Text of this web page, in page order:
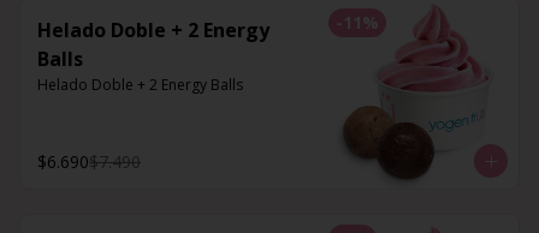
-11 %
Helado Doble + 2 Energy
Balls
Helado Doble + 2 Energy Balls
$6.690$7.490